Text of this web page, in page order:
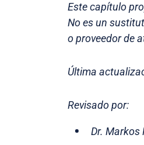
Este capítulo
No es un
o proveedor de
Última
Revisado por:
Dr. Markos